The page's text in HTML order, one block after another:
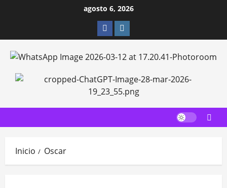
agosto 6, 2026
FacebookInstagram
Inicio Oscar